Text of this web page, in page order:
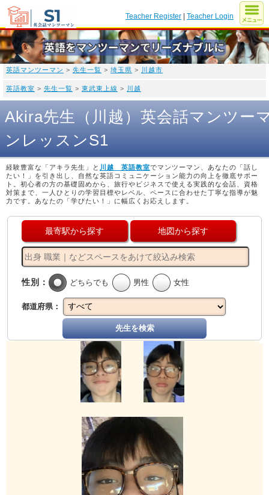
Teacher Register |Teacher Login
英語マンツーマン > 先生一覧 > 埼玉県 > 川越市
英語教室 > 先生一覧 > 東武東上線 > 川越
Akira先生（川越）英会話マンツー
ンレッスンS1
経験豊富な「アキラ先生」と 川越 英語教室でマンツーマン、あなたの「話し
たい！」を引き出し、自然な英語コミュニケーション能力の向上を徹底サポー
ト。初心者の方の基礎固めから、旅行やビジネスで使える実践的な会話、資格
対策まで、一人ひとりの学習目標やレベル、ペースに合わせた丁寧な指導が魅
力です。あなたの「学びたい！」に幅広くお応えします。
最寄駅から探す 地図から探す
性別： どちらでも 男性 女性
都道府県：
先生を検索